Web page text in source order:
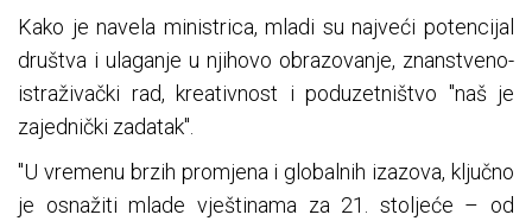
Kako je navela ministrica, mladi su najveći potencijal
društva i ulaganje u njihovo obrazovanje, znanstveno-
istraživački rad, kreativnost i poduzetništvo "naš je
zajednički zadatak".
"U vremenu brzih promjena i globalnih izazova, ključno
je osnažiti mlade vještinama za 21. stoljeće – od